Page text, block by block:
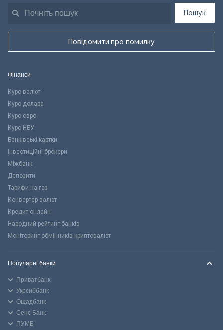
Пошук
Повідомити про помилку
Фінанси
Курс валют
Курс долара
Курс євро
Курс НБУ
Банківські картки
Інвестиційні брокери
Міжбанк
Депозити
Тарифи на газ
Конвертер валют
Кредит онлайн
Народний рейтинг банків
Моніторинг обмінників криптовалют
Популярні банки
Приватбанк
Укрсиббанк
Ощадбанк
Сенс Банк
ПУМБ